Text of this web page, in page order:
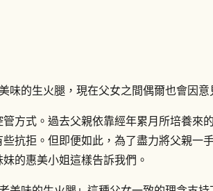
味的生火腿，現在父女之間偶爾也會因意
方式。過去父親依靠經年累月所培養來
抗拒。但即便如此，為了盡力將父親一
的惠美小姐這樣告訴我們。